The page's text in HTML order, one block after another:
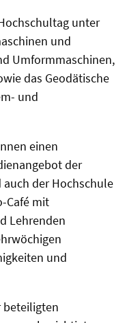
unter
und
Umformmaschinen,
das Geodätische
und
einen
der
der Hochschule
Café mit
Lehrenden
und
beteiligten